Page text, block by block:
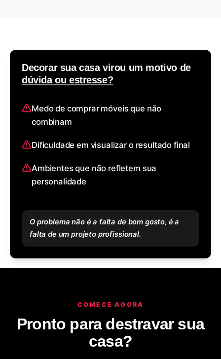
Decorar sua casa virou um motivo de
dúvida ou estresse?
Medo de comprar móveis que não
combinam
Dificuldade em visualizar o resultado final
Ambientes que não refletem sua
personalidade
O problema não é a falta de bom gosto, é a
falta de um projeto profissional.
COMECE AGORA
Pronto para destravar sua
casa?